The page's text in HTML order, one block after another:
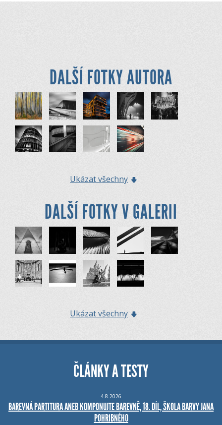
DALŠÍ FOTKY AUTORA
Ukázat všechny
DALŠÍ FOTKY V GALERII
Ukázat všechny
ČLÁNKY A TESTY
4.8.2026
BAREVNÁ PARTITURA ANEB KOMPONUJTE BAREVNĚ, 18. DÍL, ŠKOLA BARVY JANA
POHRIBNÉHO